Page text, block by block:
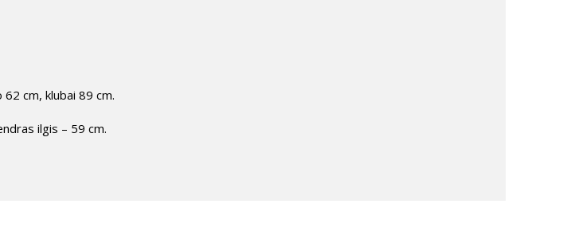
cm, klubai 89 cm.
ilgis – 59 cm.